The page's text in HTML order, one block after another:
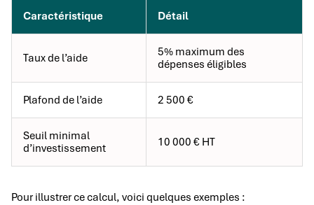
Caractéristique Détail
Taux de l’aide
5% maximum des
dépenses éligibles
Plafond de l’aide 2 500 €
Seuil minimal
d’investissement
10 000 € HT
Pour illustrer ce calcul, voici quelques exemples :